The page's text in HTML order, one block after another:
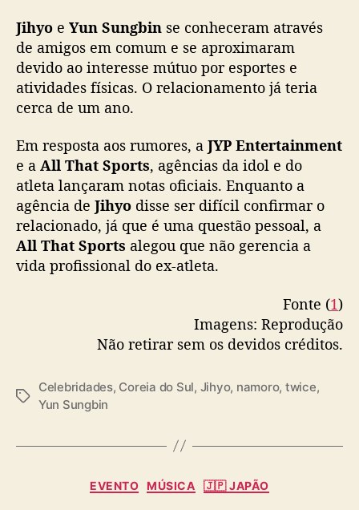
E
)
e
Y
S
u
n
g
b
i
n
o
n
n
o
Jihyo e Yun Sungbin se conheceram através
de amigos em comum e se aproximaram
devido ao interesse mútuo por esportes e
atividades físicas. O relacionamento já teria
cerca de um ano.
Em resposta aos rumores, a JYP Entertainment
e a All That Sports, agências da idol e do
atleta lançaram notas oficiais. Enquanto a
agência de Jihyo disse ser difícil confirmar o
relacionado, já que é uma questão pessoal, a
All That Sports alegou que não gerencia a
vida profissional do ex-atleta.
Fonte (1)
Imagens: Reprodução
Não retirar sem os devidos créditos.
T
s
Celebridades, Coreia do Sul, Jihyo, namoro, twice,
Yun Sungbin
C
EVENTO MÚSICA 🇯🇵 JAPÃO